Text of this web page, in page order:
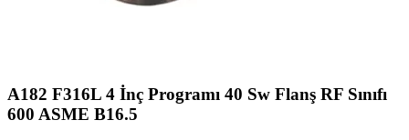
A182 F316L 4 İnç Programı 40 Sw Flanş RF Sınıfı
600 ASME B16.5